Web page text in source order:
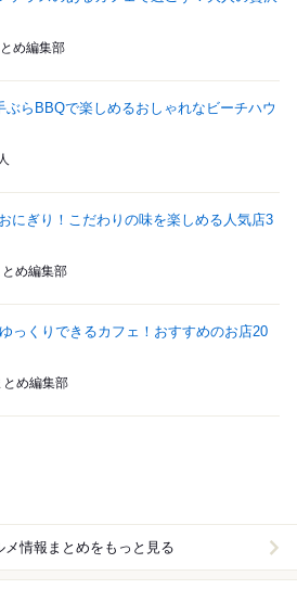
め編集部
ぶらBBQで楽しめるおしゃれなビーチハウ
にぎり！こだわりの味を楽しめる人気店3
め編集部
っくりできるカフェ！おすすめのお店20
め編集部
メ情報まとめをもっと見る